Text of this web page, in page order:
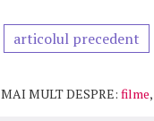
articolul precedent
MAI MULT DESPRE: filme,